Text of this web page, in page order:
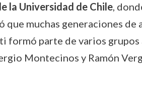
la Universidad de Chile,
muchas generaciones de
formó parte de varios
Montecinos y Ramón